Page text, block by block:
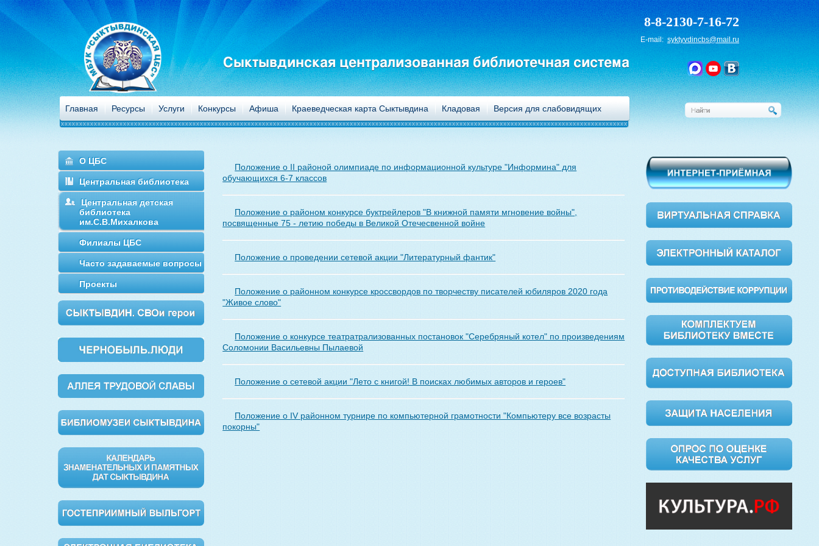
Сыктывдинская централизованная библиотечная система
8-8-2130-7-16-72
E-mail:syktyvdincbs@mail.ru
Главная Ресурсы Услуги Конкурсы Афиша Краеведческая карта Сыктывдина Кладовая Версия для слабовидящих
О ЦБС
Центральная библиотека
Центральная детская
библиотека
им.С.В.Михалкова
Филиалы ЦБС
Часто задаваемые вопросы
Проекты
Положение о II районой олимпиаде по информационной культуре "Информина" для
обучающихся 6-7 классов
Положение о районом конкурсе буктрейлеров "В книжной памяти мгновение войны",
посвященные 75 - летию победы в Великой Отечесвенной войне
Положение о проведении сетевой акции "Литературный фантик"
Положение о районном конкурсе кроссвордов по творчеству писателей юбиляров 2020 года
"Живое слово"
Положение о конкурсе театратрализованных постановок "Серебряный котел" по произведениям
Соломонии Васильевны Пылаевой
Положение о сетевой акции "Лето с книгой! В поисках любимых авторов и героев"
Положение о IV районном турнире по компьютерной грамотности "Компьютеру все возрасты
покорны"